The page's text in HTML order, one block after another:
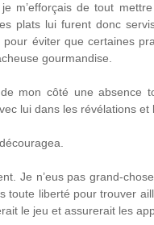
m’efforçais de tout
plats lui furent donc
pour éviter que certaines
gourmandise.
mon côté une absence
lui dans les révélations et
Je n’eus pas grand-
toute liberté pour trouver
le jeu et assurerait les